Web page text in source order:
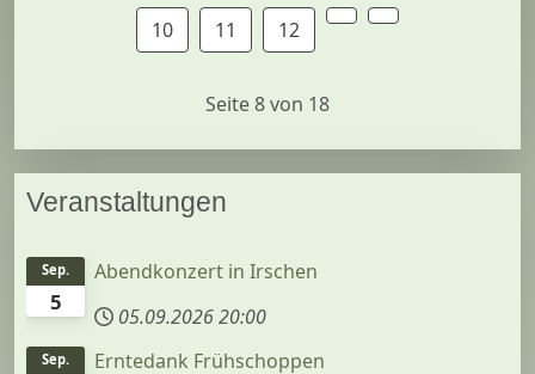
10 11 12
Seite 8 von 18
Veranstaltungen
5
Sep.
Abendkonzert in Irschen
05.09.202620:00
Sep.
Erntedank Frühschoppen